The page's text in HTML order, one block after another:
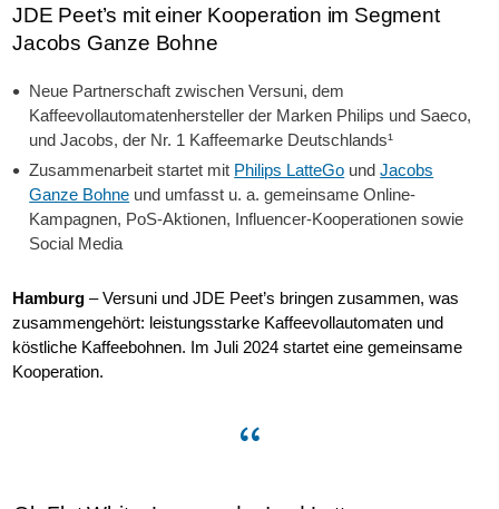
JDE Peet’s mit einer Kooperation im Segment
Jacobs Ganze Bohne
Neue Partnerschaft zwischen Versuni, dem
Kaffeevollautomatenhersteller der Marken Philips und Saeco,
und Jacobs, der Nr. 1 Kaffeemarke Deutschlands¹
Zusammenarbeit startet mit Philips LatteGo undJacobs
Ganze Bohne und umfasst u. a. gemeinsame Online-
Kampagnen, PoS-Aktionen, Influencer-Kooperationen sowie
Social Media
Hamburg – Versuni und JDE Peet’s bringen zusammen, was
zusammengehört: leistungsstarke Kaffeevollautomaten und
köstliche Kaffeebohnen. Im Juli 2024 startet eine gemeinsame
Kooperation.